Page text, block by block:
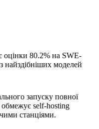
оцінки 80.2% на SWE-
найздібніших моделей
запуску повної
self-hosting
станціями.